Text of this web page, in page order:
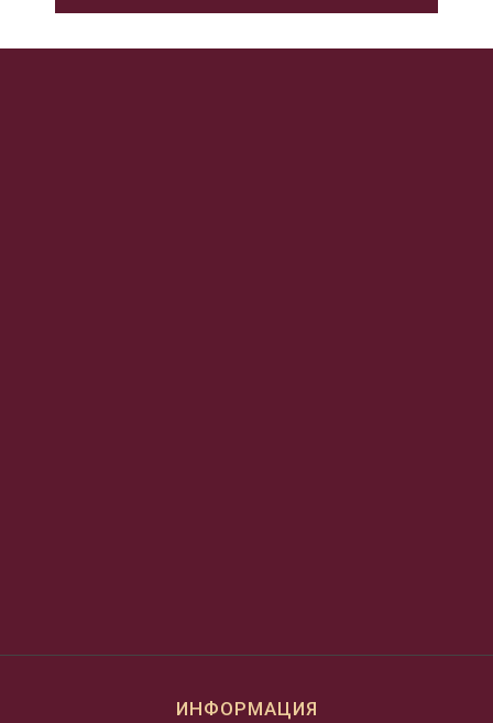
ИНФОРМАЦИЯ